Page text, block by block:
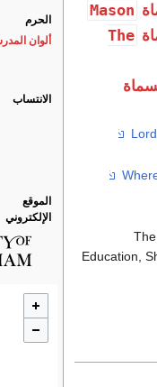
الحرم
ألوان
الانتساب
الموقع
الإلكتروني
Mason
The
Education,